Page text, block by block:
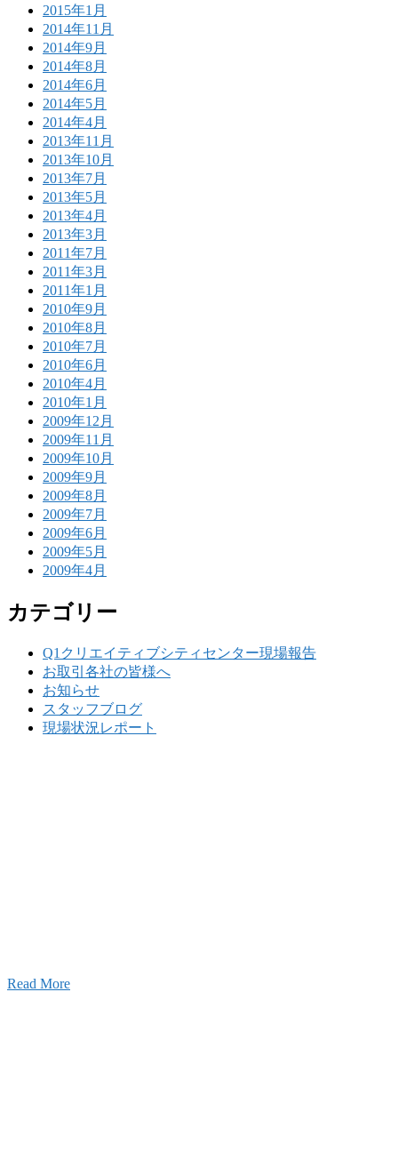
2015年1月
2014年11月
2014年9月
2014年8月
2014年6月
2014年5月
2014年4月
2013年11月
2013年10月
2013年7月
2013年5月
2013年4月
2013年3月
2011年7月
2011年3月
2011年1月
2010年9月
2010年8月
2010年7月
2010年6月
2010年4月
2010年1月
2009年12月
2009年11月
2009年10月
2009年9月
2009年8月
2009年7月
2009年6月
2009年5月
2009年4月
カテゴリー
Q1クリエイティブシティセンター現場報告
お取引各社の皆様へ
お知らせ
スタッフブログ
現場状況レポート
Read More